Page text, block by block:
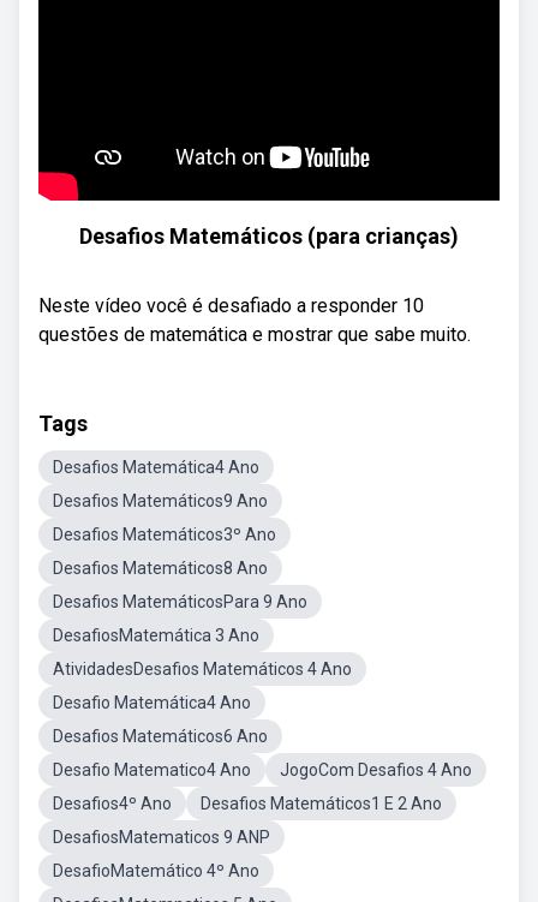
Desafios Matemáticos (para crianças)
Neste vídeo você é desafiado a responder 10
questões de matemática e mostrar que sabe muito.
Tags
Desafios Matemática4 Ano
Desafios Matemáticos9 Ano
Desafios Matemáticos3º Ano
Desafios Matemáticos8 Ano
Desafios MatemáticosPara 9 Ano
DesafiosMatemática 3 Ano
AtividadesDesafios Matemáticos 4 Ano
Desafio Matemática4 Ano
Desafios Matemáticos6 Ano
Desafio Matematico4 Ano
JogoCom Desafios 4 Ano
Desafios4º Ano
Desafios Matemáticos1 E 2 Ano
DesafiosMatematicos 9 ANP
DesafioMatemático 4º Ano